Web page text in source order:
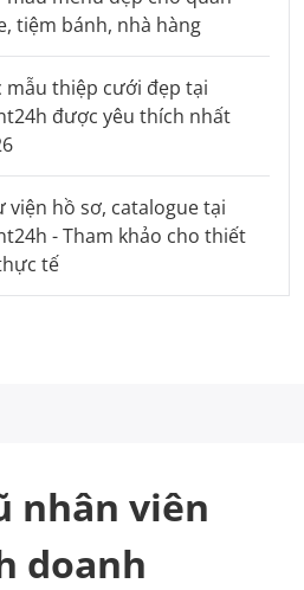
tiệm bánh, nhà hàng
mẫu thiệp cưới đẹp tại
được yêu thích nhất
viện hồ sơ, catalogue tại
- Tham khảo cho thiết
tế
nhân viên
doanh